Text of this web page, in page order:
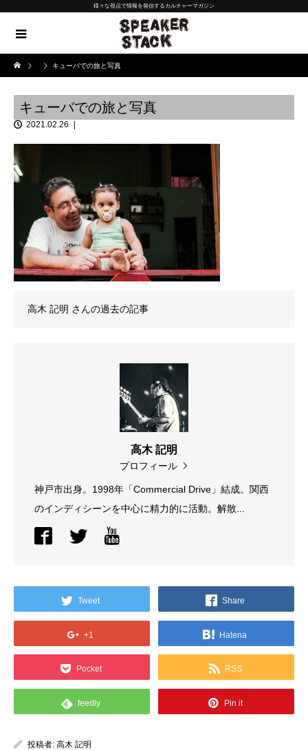
様々な視点で情報を発信するカルチャーマガジン
キューバでの旅と写真
キューバでの旅と写真
2021.02.26
高木 記明 さんの過去の記事
高木 記明
プロフィール
神戸市出身。1998年「Commercial Drive」結成。関西
のインディシーンを中心に精力的に活動。解散...
Tweet Share
+1 Hatena
Pocket RSS
feedly Pin it
投稿者: 高木 記明